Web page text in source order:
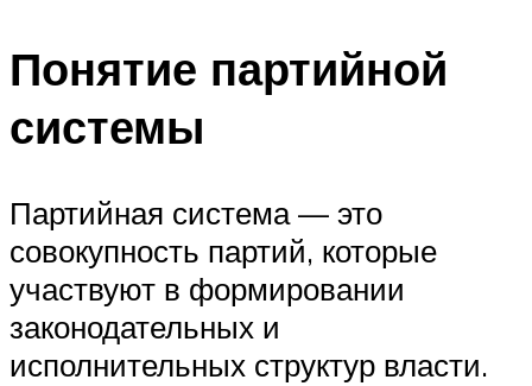
Понятие партийной
системы
Партийная система — это
совокупность партий, которые
участвуют в формировании
законодательных и
исполнительных структур власти.